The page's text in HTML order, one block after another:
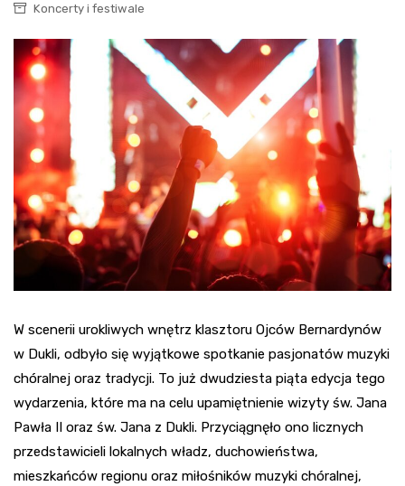
Koncerty i festiwale
W scenerii urokliwych wnętrz klasztoru Ojców Bernardynów
w Dukli, odbyło się wyjątkowe spotkanie pasjonatów muzyki
chóralnej oraz tradycji. To już dwudziesta piąta edycja tego
wydarzenia, które ma na celu upamiętnienie wizyty św. Jana
Pawła II oraz św. Jana z Dukli. Przyciągnęło ono licznych
przedstawicieli lokalnych władz, duchowieństwa,
mieszkańców regionu oraz miłośników muzyki chóralnej,